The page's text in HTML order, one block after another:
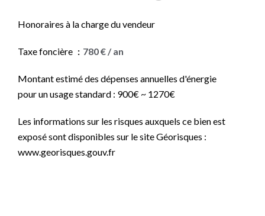
Honoraires à la charge du vendeur
Taxe foncière 780 € / an
Montant estimé des dépenses annuelles d'énergie
pour un usage standard : 900€ ~ 1270€
Les informations sur les risques auxquels ce bien est
exposé sont disponibles sur le site Géorisques :
www.georisques.gouv.fr